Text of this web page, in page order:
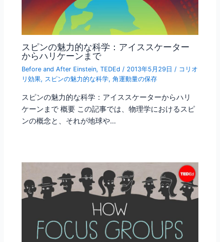
スピンの魅力的な科学：アイススケーター
からハリケーンまで
Before and After Einstein,TEDEd / 2013年5月29日 / コリオ
リ効果, スピンの魅力的な科学,角運動量の保存
スピンの魅力的な科学：アイススケーターからハリ
ケーンまで 概要 この記事では、物理学におけるスピ
ンの概念と、それが地球や…